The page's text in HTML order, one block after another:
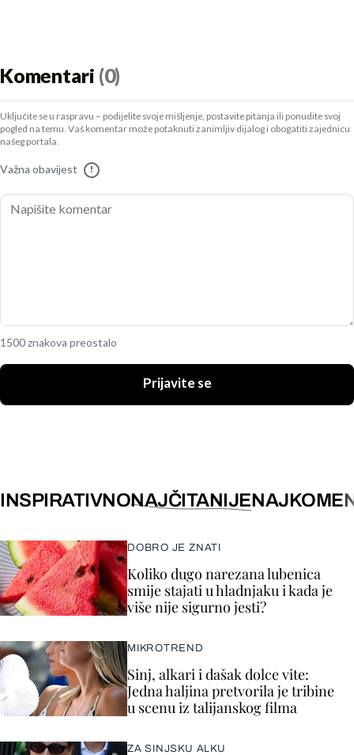
Komentari (0)
Uključite se u raspravu – podijelite svoje mišljenje, postavite pitanja ili ponudite svoj
pogled na temu. Vaš komentar može potaknuti zanimljiv dijalog i obogatiti zajednicu
našeg portala.
Važna obavijest !
1500 znakova preostalo
Prijavite se
INSPIRATIVNONAJČITANIJE
DOBRO JE ZNATI
Koliko dugo narezana lubenica
smije stajati u hladnjaku i kada je
više nije sigurno jesti?
MIKROTREND
Sinj, alkari i dašak dolce vite:
Jedna haljina pretvorila je tribine
u scenu iz talijanskog filma
ZA SINJSKU ALKU